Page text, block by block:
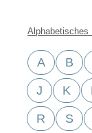
Alphabetisches
A B
J K
R S